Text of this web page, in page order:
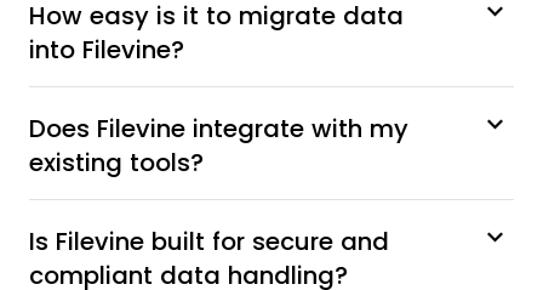
How easy is it to migrate data
into Filevine?
Does Filevine integrate with my
existing tools?
Is Filevine built for secure and
compliant data handling?